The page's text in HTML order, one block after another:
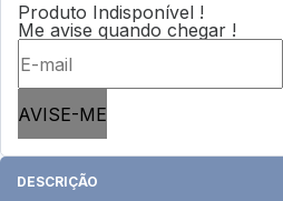
Produto Indisponível !
Me avise quando chegar !
AVISE-ME
DESCRIÇÃO